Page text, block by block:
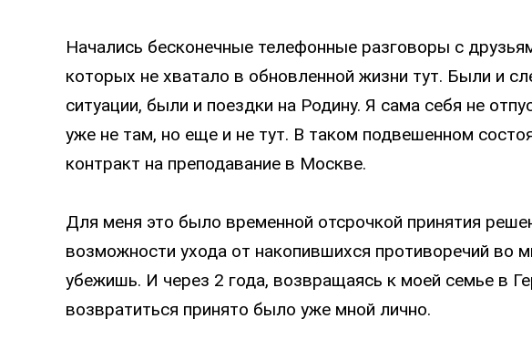
Начались бесконечные телефонные разговоры с
которых не хватало в обновленной жизни тут. Были и
ситуации, были и поездки на Родину. Я сама себя не
уже не там, но еще и не тут. В таком подвешенном
контракт на преподавание в Москве.
Для меня это было временной отсрочкой принятия
возможности ухода от накопившихся противоречий во
убежишь. И через 2 года, возвращаясь к моей семье в
возвратиться принято было уже мной лично.